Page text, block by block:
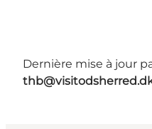
Dernière mise à jour